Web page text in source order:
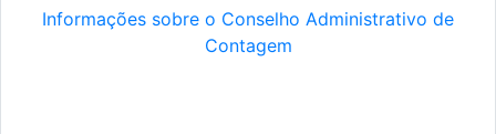
Informações sobre o Conselho Administrativo de
Contagem